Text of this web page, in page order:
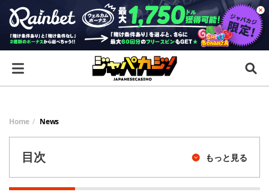
Home News
目次 もっと見る